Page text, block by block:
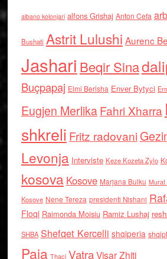
albano kolonjari alfons Grishaj Anton Cefa
Bushati Astrit Lulushi Aurenc
Jashari Beqir Sina
Buçpapaj Elmi Berisha Enver Bytyci
Eugjen MerlikaFahri Xharra
shkreli Fritz radovani
Levonja Interviste Keze Kozeta Zylo
kosova Kosove Marjana Bulku Murat
Kosove Nene Tereza presidenti Nishani
Floqi Raimonda Moisiu Ramiz Lushaj
SHBA Shefqet Kercelli shqiperia
Paja Thaci VatraVisar Zhiti